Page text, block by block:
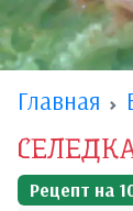
Главная
Рецепт на